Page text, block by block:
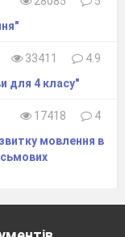
(всі) «Ми
мову, беріть до
33411
4.9
для 4 класу"
17418
4
мовлення в